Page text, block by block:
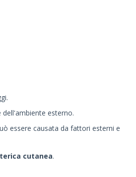
esterno.
essere causata da fattori esterni e
cutanea.